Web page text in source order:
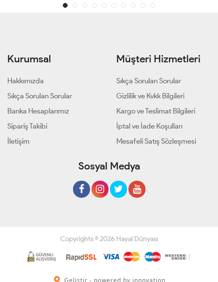
Kurumsal
Hakkımızda
Sıkça Sorulan Sorular
Banka Hesaplarımız
Sipariş Takibi
İletişim
Müşteri Hizmetleri
Sıkça Sorulan Sorular
Gizlilik ve Kvkk Bilgileri
Kargo ve Teslimat Bilgileri
İptal ve İade Koşulları
Mesafeli Satış Sözleşmesi
Sosyal Medya
Copyrights © 2026 Hayal Dünyası
Geliştir - powered by innovation